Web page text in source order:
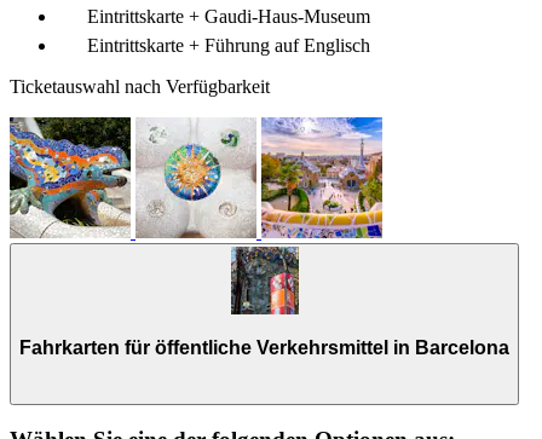
Eintrittskarte + Gaudi-Haus-Museum
Eintrittskarte + Führung auf Englisch
Ticketauswahl nach Verfügbarkeit
Fahrkarten für öffentliche Verkehrsmittel in Barcelona